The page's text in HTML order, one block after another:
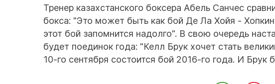
Тренер казахстанского боксера Абель Санчес
бокса: "Это может быть как бой Де Ла Хойя -
этот бой запомнится надолго". В свою очередь
будет поединок года: "Келл Брук хочет стать
10-го сентября состоится бой 2016-го года. И Брук